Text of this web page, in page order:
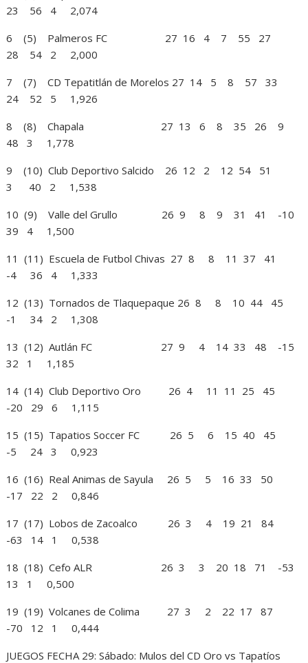
23 56 4 2,074
6 (5) Palmeros FC 27 16 4 7 55 27
28 54 2 2,000
7 (7) CD Tepatitlán de Morelos 27 14 5 8 57 33
24 52 5 1,926
8 (8) Chapala 27 13 6 8 35 26 9
48 3 1,778
9 (10) Club Deportivo Salcido 26 12 2 12 54 51
3 40 2 1,538
10 (9) Valle del Grullo 26 9 8 9 31 41 -10
39 4 1,500
11 (11) Escuela de Futbol Chivas 27 8 8 11 37 41
-4 36 4 1,333
12 (13) Tornados de Tlaquepaque 26 8 8 10 44 45
-1 34 2 1,308
13 (12) Autlán FC 27 9 4 14 33 48 -15
32 1 1,185
14 (14) Club Deportivo Oro 26 4 11 11 25 45
-20 29 6 1,115
15 (15) Tapatios Soccer FC 26 5 6 15 40 45
-5 24 3 0,923
16 (16) Real Animas de Sayula 26 5 5 16 33 50
-17 22 2 0,846
17 (17) Lobos de Zacoalco 26 3 4 19 21 84
-63 14 1 0,538
18 (18) Cefo ALR 26 3 3 20 18 71 -53
13 1 0,500
19 (19) Volcanes de Colima 27 3 2 22 17 87
-70 12 1 0,444
JUEGOS FECHA 29: Sábado: Mulos del CD Oro vs Tapatíos